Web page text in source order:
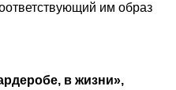
им образ
в жизни»,